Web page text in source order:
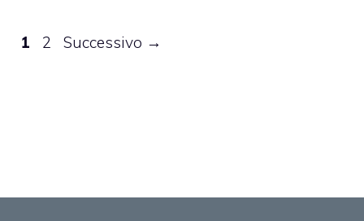
Pagina
1 Pagina
2 Successivo →